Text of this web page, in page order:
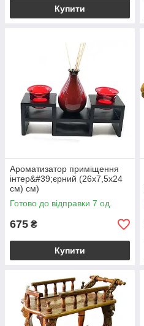
Купити
Ароматизатор приміщення
інтер&#39;єрний (26х7,5х24
см) см)
Готово до відправки 7 од.
675 ₴
Купити